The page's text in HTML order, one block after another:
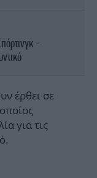
-
έρθει σε
για τις